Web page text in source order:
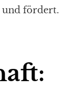
und fördert.